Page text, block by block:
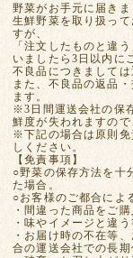
野菜がお手元に届き
生鮮野菜を取り扱っ
すが、
「注文したものと違
いましたら3日以内に
不良品につきまして
また、不良品の返品
ます。
※3日間運送会社の保
鮮度が失われますので
※下記の場合は原則免
しください。
【免責事項】
○野菜の保存方法を十
た場合。
○お客様のご都合によ
・間違った商品をご
・味やイメージと違
・お届け時の不在等
合の運送会社での長